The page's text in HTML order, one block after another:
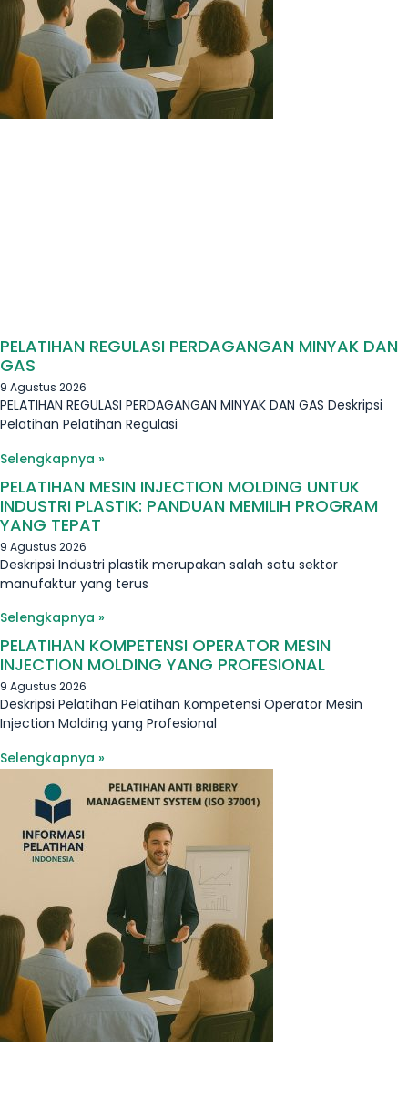
PELATIHAN REGULASI PERDAGANGAN MINYAK DAN
GAS
9 Agustus 2026
PELATIHAN REGULASI PERDAGANGAN MINYAK DAN GAS Deskripsi
Pelatihan Pelatihan Regulasi
Selengkapnya »
PELATIHAN MESIN INJECTION MOLDING UNTUK
INDUSTRI PLASTIK: PANDUAN MEMILIH PROGRAM
YANG TEPAT
9 Agustus 2026
Deskripsi Industri plastik merupakan salah satu sektor
manufaktur yang terus
Selengkapnya »
PELATIHAN KOMPETENSI OPERATOR MESIN
INJECTION MOLDING YANG PROFESIONAL
9 Agustus 2026
Deskripsi Pelatihan Pelatihan Kompetensi Operator Mesin
Injection Molding yang Profesional
Selengkapnya »